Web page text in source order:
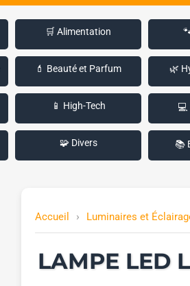
🛒 Alimentation
💄 Beauté et Parfum 🌿
📱 High-Tech 💻
🧩 Divers 📚
Accueil Luminaires et
LAMPE LED